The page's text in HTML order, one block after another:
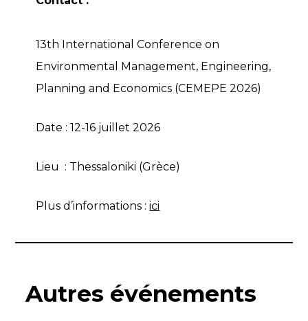
13th International Conference on
Environmental Management, Engineering,
Planning and Economics (CEMEPE 2026)
Date : 12-16 juillet 2026
Lieu : Thessaloniki (Grèce)
Plus d’informations :ici
Autres événements